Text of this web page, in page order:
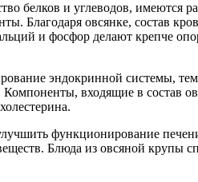
белков и углеводов,
Благодаря овсянке, состав
и фосфор делают крепче
эндокринной системы,
входящие в состав
функционирование
Блюда из овсяной крупы